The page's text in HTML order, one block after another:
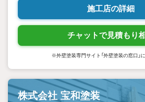
施工店の詳細
チャットで見積もり
※外壁塗装専門サイト「外壁塗装の窓口」
株式会社 宝和塗装